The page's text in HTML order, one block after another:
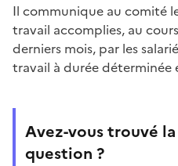
Il communique au comité
travail accomplies, au
derniers mois, par les
travail à durée déterminée
Avez-vous trouvé
question ?